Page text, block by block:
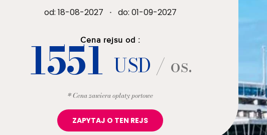
od: 18-08-2027 · do: 01-09-2027
Cena rejsu od :
1551USD / os.
* Cena zawiera opłaty portowe
ZAPYTAJ O TEN REJS